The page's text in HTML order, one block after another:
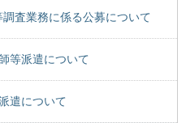
査業務に係る公募について
等派遣について
遣について